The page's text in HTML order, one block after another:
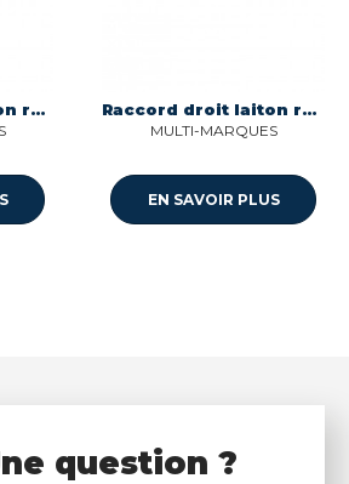
Raccord droit laiton reduit 8/6 nr ms 00 Multi-marques Raccord droit laiton reduit 6/4 nr ms 00 Multi-marques
MULTI-MARQUES
EN SAVOIR PLUS
question ?